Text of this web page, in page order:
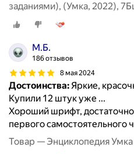
заданиями), (Умка, 2022),
М.Б.
186 отзывов
8 мая 2024
Достоинства:Яркие,
Купили 12 штук уже ...
Хороший шрифт,
первого самостоятельного
Товар — Энциклопедия